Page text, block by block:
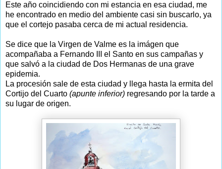
Este año coincidiendo con mi estancia en esa ciudad, me
he encontrado en medio del ambiente casi sin buscarlo, ya
que el cortejo pasaba cerca de mi actual residencia.
Se dice que la Virgen de Valme es la imágen que
acompañaba a Fernando III el Santo en sus campañas y
que salvó a la ciudad de Dos Hermanas de una grave
epidemia.
La procesión sale de esta ciudad y llega hasta la ermita del
Cortijo del Cuarto (apunte inferior) regresando por la tarde a
su lugar de origen.